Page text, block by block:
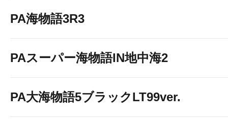
PA海物語3R3
PAスーパー海物語IN地中海2
PA大海物語5ブラックLT99ver.